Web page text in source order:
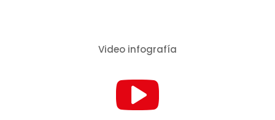
Video infografía